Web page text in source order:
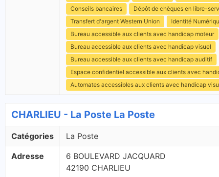
Conseils bancaires
Dépôt de chèques en libre-
Transfert d'argent Western Union
Identité
Bureau accessible aux clients avec handicap moteur
Bureau accessible aux clients avec handicap visuel
Bureau accessible aux clients avec handicap auditif
Espace confidentiel accessible aux clients avec
Automates accessibles aux clients avec handicap
CHARLIEU - La Poste La Poste
Catégories La Poste
Adresse
6 BOULEVARD JACQUARD
42190 CHARLIEU